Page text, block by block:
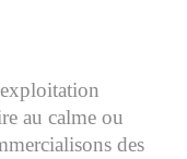
au calme ou
des